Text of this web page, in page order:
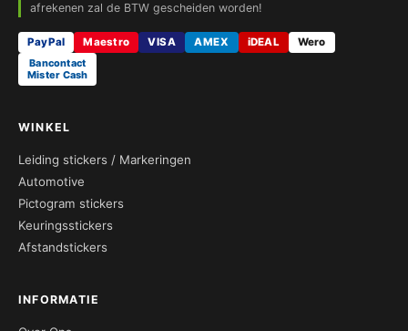
afrekenen zal de BTW gescheiden worden!
PayPal Maestro VISA AMEX iDEAL
Wero
Bancontact
Mister Cash
WINKEL
Leiding stickers / Markeringen
Automotive
Pictogram stickers
Keuringsstickers
Afstandstickers
INFORMATIE